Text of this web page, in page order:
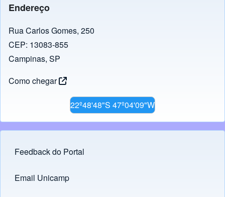
Endereço
Rua Carlos Gomes, 250
CEP: 13083-855
Campinas, SP
Como chegar
22º48'48"S 47º04'09"W
Footer menu
Feedback do Portal
Links
Email Unicamp
(opens in new tab)